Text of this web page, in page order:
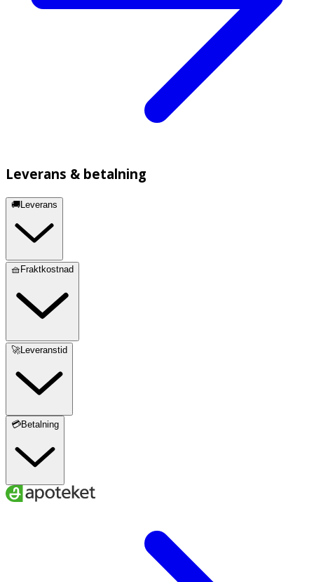
Leverans & betalning
🚚Leverans
🧺Fraktkostnad
🚀Leveranstid
💳Betalning